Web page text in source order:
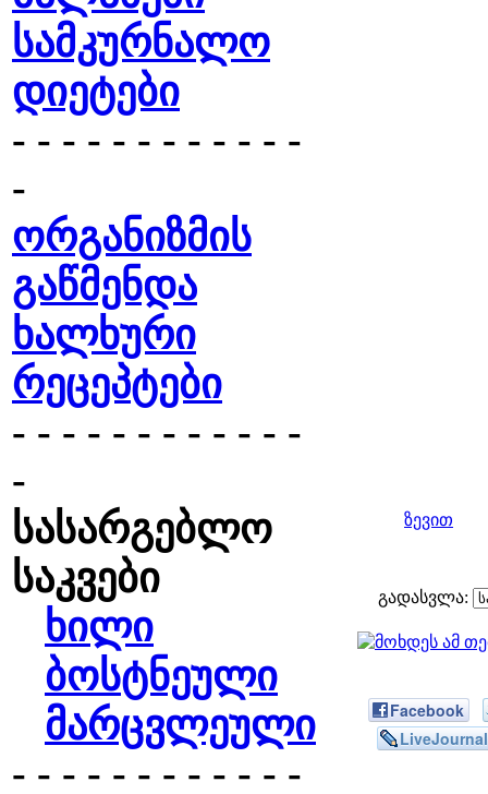
სამკურნალო
დიეტები
- - - - - - - - - - - -
-
ორგანიზმის
გაწმენდა
ხალხური
რეცეპტები
- - - - - - - - - - - -
-
სასარგებლო
საკვები
ხილი
ბოსტნეული
მარცვლეული
- - - - - - - - - - - -
ზევით
გადასვლა:
Facebook
LiveJournal